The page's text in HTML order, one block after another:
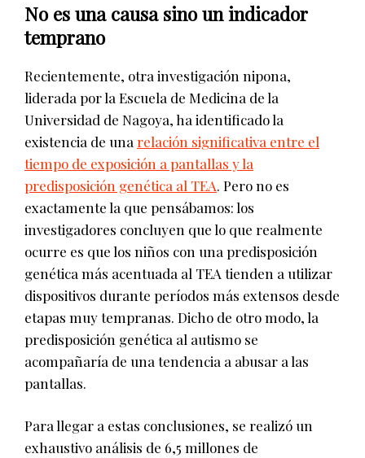
No es una causa sino un indicador
temprano
Recientemente, otra investigación nipona,
liderada por la Escuela de Medicina de la
Universidad de Nagoya, ha identificado la
existencia de una relación significativa entre el
tiempo de exposición a pantallas y la
predisposición genética al TEA. Pero no es
exactamente la que pensábamos: los
investigadores concluyen que lo que realmente
ocurre es que los niños con una predisposición
genética más acentuada al TEA tienden a utilizar
dispositivos durante períodos más extensos desde
etapas muy tempranas. Dicho de otro modo, la
predisposición genética al autismo se
acompañaría de una tendencia a abusar a las
pantallas.
Para llegar a estas conclusiones, se realizó un
exhaustivo análisis de 6,5 millones de